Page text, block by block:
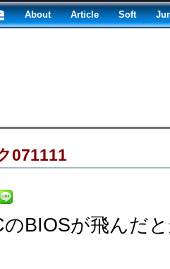
About Article Soft
071111
BIOSが飛んだ